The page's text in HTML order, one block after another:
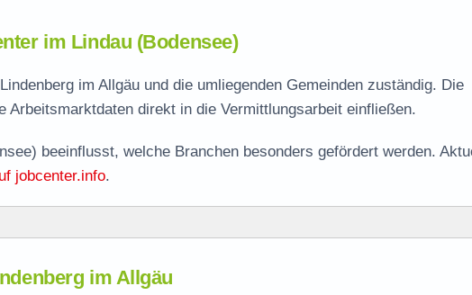
im Lindau (Bodensee)
im Allgäu und die umliegenden Gemeinden zuständig. Die
Arbeitsmarktdaten direkt in die Vermittlungsarbeit einfließen.
beeinflusst, welche Branchen besonders gefördert werden.
jobcenter.info.
im Allgäu